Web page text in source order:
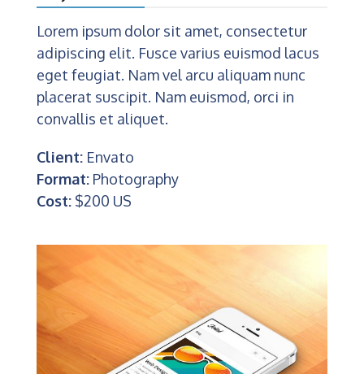
Lorem ipsum dolor sit amet, consectetur
adipiscing elit. Fusce varius euismod lacus
eget feugiat. Nam vel arcu aliquam nunc
placerat suscipit. Nam euismod, orci in
convallis et aliquet.
Client:Envato
Format:Photography
Cost:$200 US